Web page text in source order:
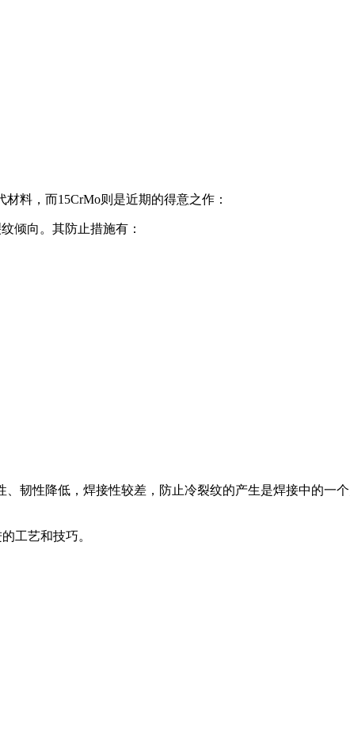
料，而15CrMo则是近期的得意之作：
倾向。其防止措施有：
韧性降低，焊接性较差，防止冷裂纹的产生是焊接中的一
工艺和技巧。